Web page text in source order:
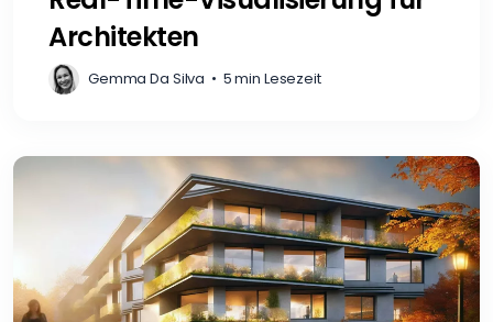
Architekten
Gemma Da Silva • 5 min Lesezeit